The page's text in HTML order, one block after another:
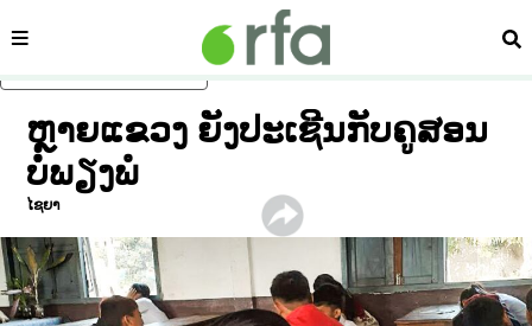
ໝວດ ຄົ້
ຫຼາຍແຂວງ ຍັງປະເຊີນກັບຄູສອນ
ບໍ່ພຽງພໍ
ໄຊຍາ